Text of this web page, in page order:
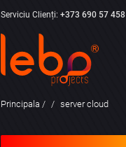
Serviciu Clienți: +373 690 57 458
Principala server cloud